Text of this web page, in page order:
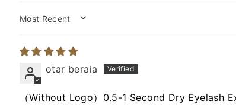
SORT BY
otar beraia
（Without Logo）0.5-1 Second Dry Eyelash